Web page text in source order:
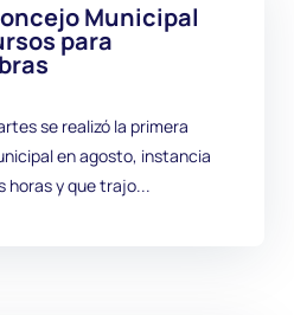
Municipal
para
se realizó la primera
en agosto, instancia
horas y que trajo...